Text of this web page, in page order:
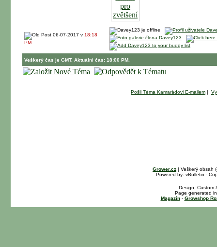
06-07-2017 v 18:18
PM
Veškerý čas je GMT. Aktuální čas: 18:00 PM.
Pošli Téma Kamarádovi E-mailem |
Grower.cz | Veškerý obsah
Powered by: vBulletin -
Design, Custom
Page generated
Magazín- Growshop